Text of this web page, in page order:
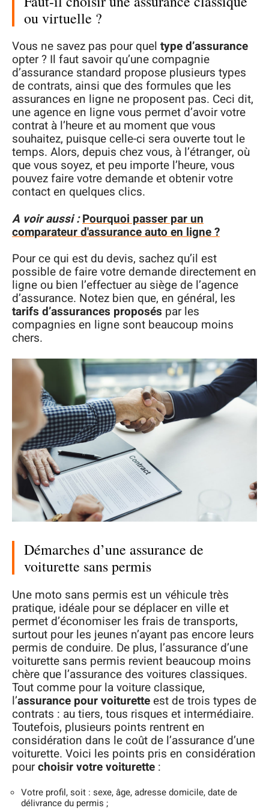
ou virtuelle ?
Vous ne savez pas pour quel type d’assurance
opter ? Il faut savoir qu’une compagnie
d’assurance standard propose plusieurs types
de contrats, ainsi que des formules que les
assurances en ligne ne proposent pas. Ceci dit,
une agence en ligne vous permet d’avoir votre
contrat à l’heure et au moment que vous
souhaitez, puisque celle-ci sera ouverte tout le
temps. Alors, depuis chez vous, à l’étranger, où
que vous soyez, et peu importe l’heure, vous
pouvez faire votre demande et obtenir votre
contact en quelques clics.
A voir aussi : Pourquoi passer par un
comparateur d'assurance auto en ligne ?
Pour ce qui est du devis, sachez qu’il est
possible de faire votre demande directement en
ligne ou bien l’effectuer au siège de l’agence
d’assurance. Notez bien que, en général, les
tarifs d’assurances proposés par les
compagnies en ligne sont beaucoup moins
chers.
Démarches d’une assurance de
voiturette sans permis
Une moto sans permis est un véhicule très
pratique, idéale pour se déplacer en ville et
permet d’économiser les frais de transports,
surtout pour les jeunes n’ayant pas encore leurs
permis de conduire. De plus, l’assurance d’une
voiturette sans permis revient beaucoup moins
chère que l’assurance des voitures classiques.
Tout comme pour la voiture classique,
l’assurance pour voituretteest de trois types de
contrats : au tiers, tous risques et intermédiaire.
Toutefois, plusieurs points rentrent en
considération dans le coût de l’assurance d’une
voiturette. Voici les points pris en considération
pourchoisir votre voiturette :
Votre profil, soit : sexe, âge, adresse domicile, date de
délivrance du permis ;